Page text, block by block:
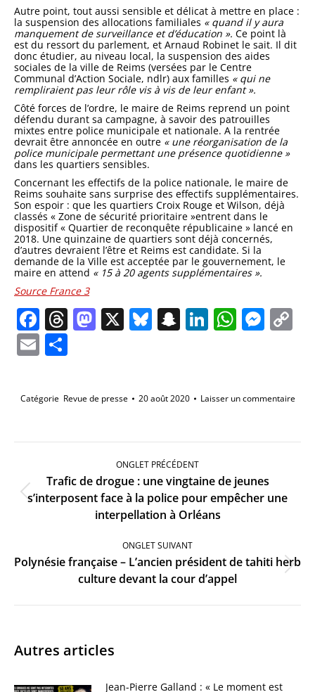
Autre point, tout aussi sensible et délicat à mettre en place :
la suspension des allocations familiales « quand il y aura
manquement de surveillance et d’éducation ». Ce point là
est du ressort du parlement, et Arnaud Robinet le sait. Il dit
donc étudier, au niveau local, la suspension des aides
sociales de la ville de Reims (versées par le Centre
Communal d’Action Sociale, ndlr) aux familles « qui ne
rempliraient pas leur rôle vis à vis de leur enfant ».
Côté forces de l’ordre, le maire de Reims reprend un point
défendu durant sa campagne, à savoir des patrouilles
mixtes entre police municipale et nationale. A la rentrée
devrait être annoncée en outre « une réorganisation de la
police municipale permettant une présence quotidienne »
dans les quartiers sensibles.
Concernant les effectifs de la police nationale, le maire de
Reims souhaite sans surprise des effectifs supplémentaires.
Son espoir : que les quartiers Croix Rouge et Wilson, déjà
classés « Zone de sécurité prioritaire »entrent dans le
dispositif « Quartier de reconquête républicaine » lancé en
2018. Une quinzaine de quartiers sont déjà concernés,
d’autres devraient l’être et Reims est candidate. Si la
demande de la Ville est acceptée par le gouvernement, le
maire en attend « 15 à 20 agents supplémentaires ».
Source France 3
Facebook
Threads
Mastodon
X Bluesky
Snapchat
LinkedIn
Email
Catégorie Revue de presse 20 août 2020 Laisser un commentaire
Navigation
ONGLET PRÉCÉDENT
Onglet
précédent
Trafic de drogue : une vingtaine de jeunes
s’interposent face à la police pour empêcher une
interpellation à Orléans
ONGLET SUIVANT
Onglet
suivant
Polynésie française – L’ancien président de tahiti herb
culture devant la cour d’appel
Autres articles
Jean-Pierre Galland : « Le moment est